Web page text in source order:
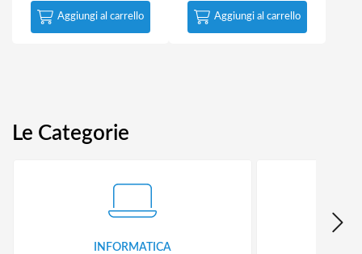
Aggiungi al carrello Aggiungi al carrello
Le Categorie
INFORMATICA